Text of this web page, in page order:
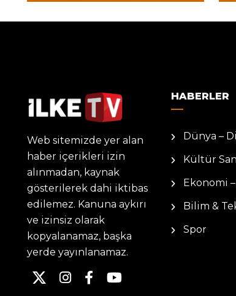
Web sitemizde yer alan
haber içerikleri izin
alınmadan, kaynak
gösterilerek dahi iktibas
edilemez. Kanuna aykırı
ve izinsiz olarak
kopyalanamaz, başka
yerde yayınlanamaz.
HABERLER
Dünya –
Kültür
Ekonomi
Bilim &
Spor